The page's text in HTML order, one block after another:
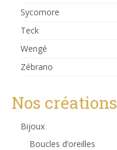
Sycomore
Teck
Wengé
Zébrano
Nos créations
Bijoux
Boucles d’oreilles